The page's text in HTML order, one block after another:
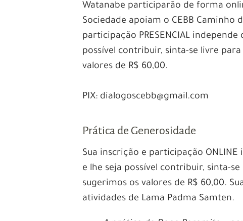
Watanabe participarão de forma
Sociedade apoiam o CEBB Caminho
participação PRESENCIAL
possível contribuir, sinta-se livre
valores de R$ 60,00.
PIX: dialogoscebb@gmail.com
Prática de Generosidade
Sua inscrição e participação
e lhe seja possível contribuir, sinta-
sugerimos os valores de R$ 60,00.
atividades de Lama Padma Samten.